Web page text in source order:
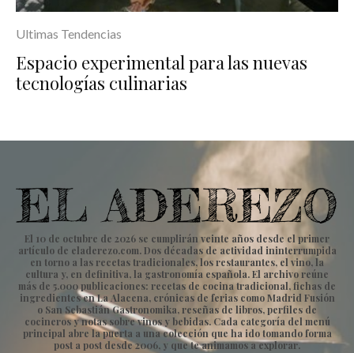
Ultimas Tendencias
Espacio experimental para las nuevas
tecnologías culinarias
El 10 de octubre de 2026 se cumplirán veinte años desde el primer
artículo de eladerezo.com. Dos décadas de actividad ininterrumpida
en torno a las recetas tradicionales, los restaurantes, el vino, la
cultura y, en definitiva, la gastronomía española. El archivo reúne
más de 5.000 publicaciones: recetas de cocina tradicional, fichas de
ingredientes en La Alacena, crónicas de ferias como Madrid Fusión
o San Sebastián Gastronomika, reseñas de libros, perfiles de
cocineros y notas sobre vinos y bebidas. Cada categoría del menú
principal abre la puerta a una colección que ha ido tomando forma
post a post desde 2006, y que te animamos a explorar.